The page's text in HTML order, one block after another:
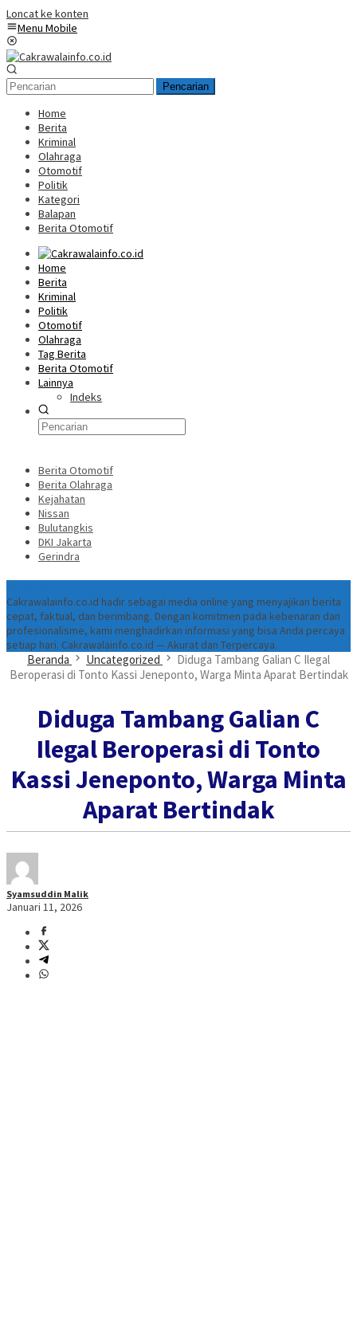
Loncat ke konten
Menu Mobile
Pencarian
Home
Berita
Kriminal
Olahraga
Otomotif
Politik
Kategori
Balapan
Berita Otomotif
Home
Berita
Kriminal
Politik
Otomotif
Olahraga
Tag Berita
Berita Otomotif
Lainnya
Indeks
Berita Otomotif
Berita Olahraga
Kejahatan
Nissan
Bulutangkis
DKI Jakarta
Gerindra
Cakrawalainfo.co.id hadir sebagai media online yang menyajikan berita
cepat, faktual, dan berimbang. Dengan komitmen pada kebenaran dan
profesionalisme, kami menghadirkan informasi yang bisa Anda percaya
setiap hari. Cakrawalainfo.co.id — Akurat dan Terpercaya.
Beranda Uncategorized
Diduga Tambang Galian C Ilegal
Beroperasi di Tonto Kassi Jeneponto, Warga Minta Aparat Bertindak
Diduga Tambang Galian C
Ilegal Beroperasi di Tonto
Kassi Jeneponto, Warga Minta
Aparat Bertindak
Syamsuddin Malik
Januari 11, 2026